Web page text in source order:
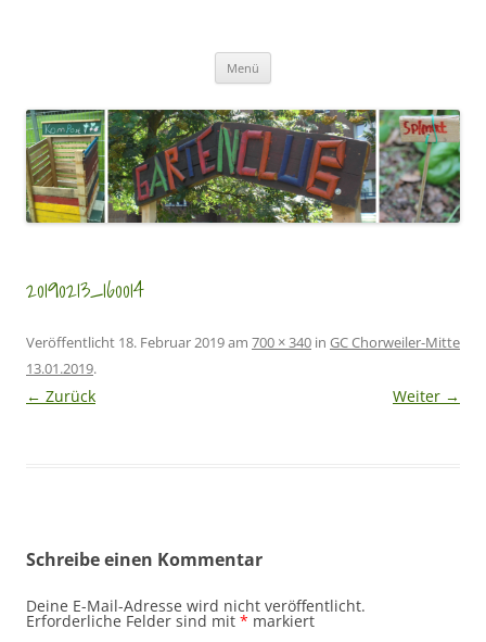
Menü
20190213_160014
Veröffentlicht 18. Februar 2019am 700 × 340 in GC Chorweiler-Mitte
13.01.2019.
← Zurück Weiter →
Schreibe einen Kommentar
Deine E-Mail-Adresse wird nicht veröffentlicht.
Erforderliche Felder sind mit * markiert